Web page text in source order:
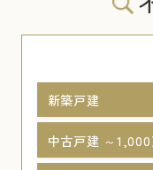
新築戸建
中古戸建 ～1,000